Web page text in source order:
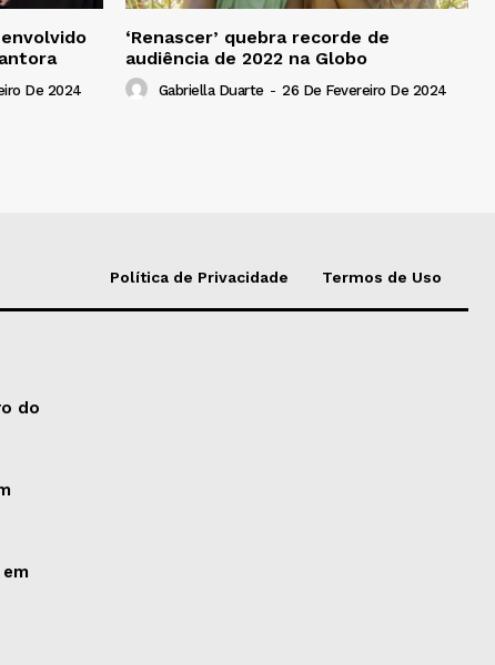
De 2024
‘Renascer’ quebra recorde de
audiência de 2022 na Globo
Gabriella Duarte - 26 De Fevereiro De 2024
Política de Privacidade Termos de Uso
do